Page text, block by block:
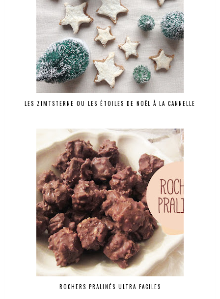
LES ZIMTSTERNE OU LES ÉTOILES DE NOËL À LA CANNELLE
ROCHERS PRALINÉS ULTRA FACILES